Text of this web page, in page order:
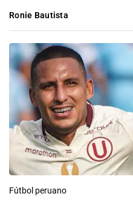
Ronie Bautista
Fútbol peruano